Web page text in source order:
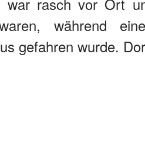
während
gefahren wurde.